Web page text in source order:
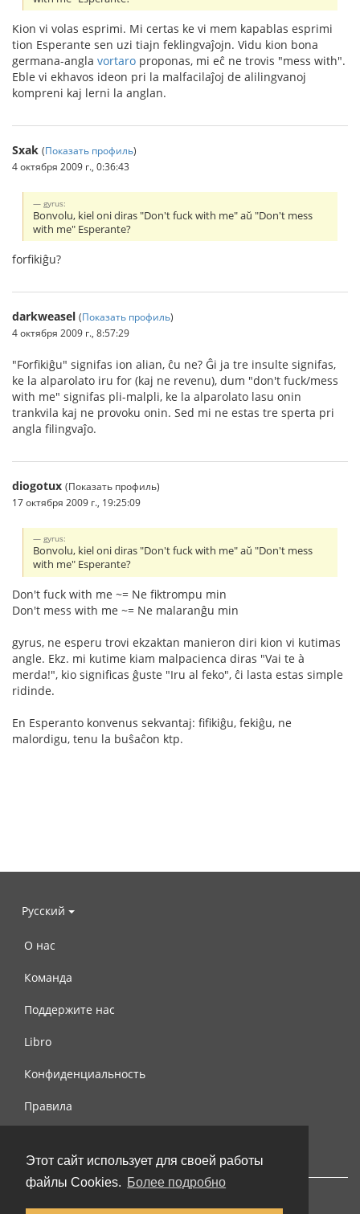
Этот сайт использует для своей работы
файлы Cookies. Более подробно
Kion vi volas esprimi. Mi certas ke vi mem kapablas esprimi
tion Esperante sen uzi tiajn feklingvaĵojn. Vidu kion bona
germana-angla vortaro proponas, mi eĉ ne trovis "mess with".
Eble vi ekhavos ideon pri la malfacilaĵoj de alilingvanoj
kompreni kaj lerni la anglan.
Sxak (Показать профиль)
4 октября 2009 г., 0:36:43
gyrus:
Bonvolu, kiel oni diras "Don't fuck with me" aŭ "Don't mess
with me" Esperante?
forfikiĝu?
darkweasel (Показать профиль)
4 октября 2009 г., 8:57:29
"Forfikiĝu" signifas ion alian, ĉu ne? Ĝi ja tre insulte signifas,
ke la alparolato iru for (kaj ne revenu), dum "don't fuck/mess
with me" signifas pli-malpli, ke la alparolato lasu onin
trankvila kaj ne provoku onin. Sed mi ne estas tre sperta pri
angla filingvaĵo.
diogotux (Показать профиль)
17 октября 2009 г., 19:25:09
gyrus:
Bonvolu, kiel oni diras "Don't fuck with me" aŭ "Don't mess
with me" Esperante?
Don't fuck with me ~= Ne fiktrompu min
Don't mess with me ~= Ne malaranĝu min
gyrus, ne esperu trovi ekzaktan manieron diri kion vi kutimas
angle. Ekz. mi kutime kiam malpacienca diras "Vai te à
merda!", kio significas ĝuste "Iru al feko", ĉi lasta estas simple
ridinde.
En Esperanto konvenus sekvantaj: fifikiĝu, fekiĝu, ne
malordigu, tenu la buŝaĉon ktp.
Русский
О нас
Команда
Поддержите нас
Libro
Конфиденциальность
Правила